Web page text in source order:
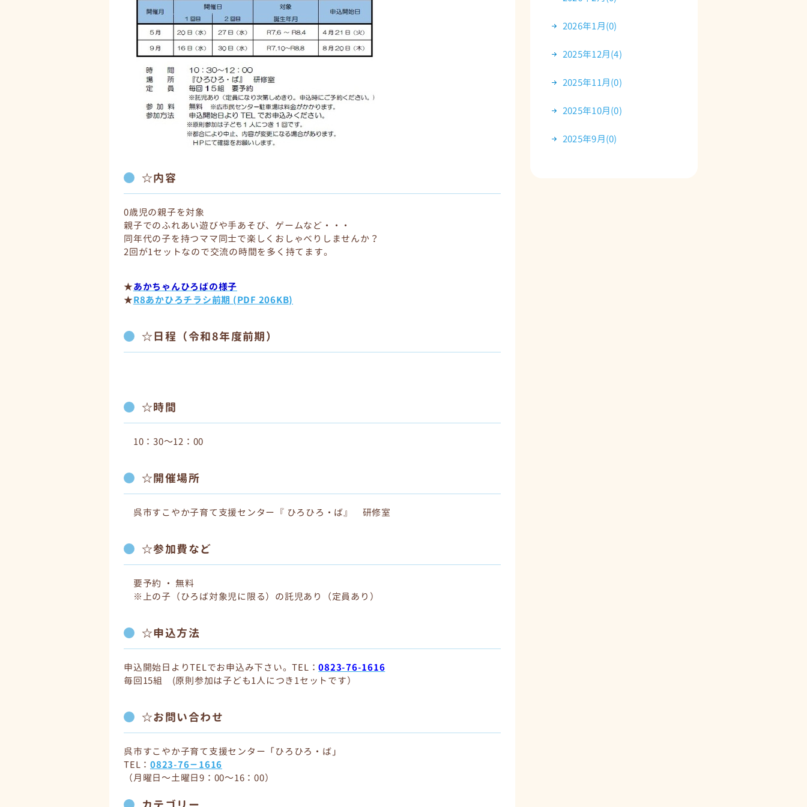
☆内容
0歳児の親子を対象
親子でのふれあい遊びや手あそび、ゲームなど・・・
同年代の子を持つママ同士で楽しくおしゃべりしませんか？
2回が1セットなので交流の時間を多く持てます。
★あかちゃんひろばの様子
★R8あかひろチラシ前期 (PDF 206KB)
☆日程（令和8年度前期）
☆時間
10：30～12：00
☆開催場所
呉市すこやか子育て支援センター『 ひろひろ・ば』 研修室
☆参加費など
要予約 ・ 無料
※上の子（ひろば対象児に限る）の託児あり（定員あり）
☆申込方法
申込開始日よりTELでお申込み下さい。TEL：0823-76-1616
毎回15組 (原則参加は子ども1人につき1セットです）
☆お問い合わせ
呉市すこやか子育て支援センター「ひろひろ・ば」
TEL： 0823-76－1616
（月曜日～土曜日9：00～16：00）
2026年1月(0)
2025年12月(4)
2025年11月(0)
2025年10月(0)
2025年9月(0)